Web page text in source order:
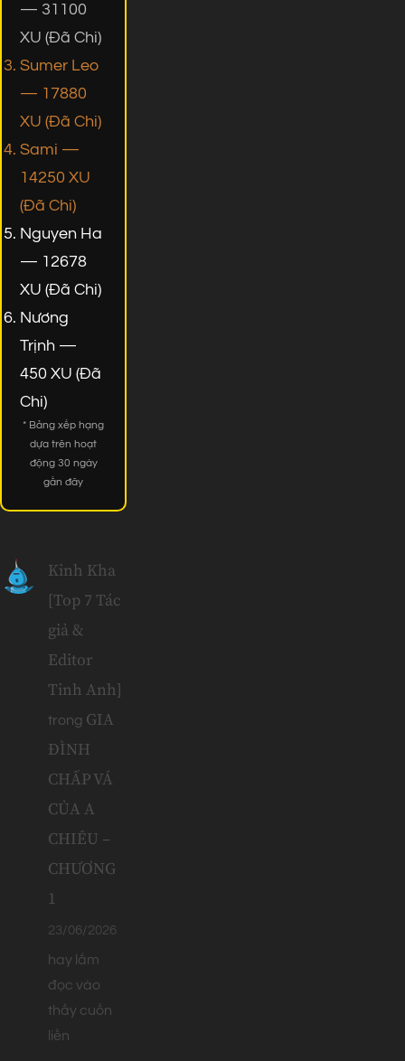
— 31100
XU (Đã Chi)
Sumer Leo
— 17880
XU (Đã Chi)
Sami —
14250 XU
(Đã Chi)
Nguyen Ha
— 12678
XU (Đã Chi)
Nương
Trịnh —
450 XU (Đã
Chi)
* Bảng xếp hạng
dựa trên hoạt
động 30 ngày
gần đây
Kinh Kha
[Top 7 Tác
giả &
Editor
Tinh Anh]
trong GIA
ĐÌNH
CHẤP VÁ
CỦA A
CHIÊU –
CHƯƠNG
1
23/06/2026
hay lắm
đọc vào
thấy cuốn
liền